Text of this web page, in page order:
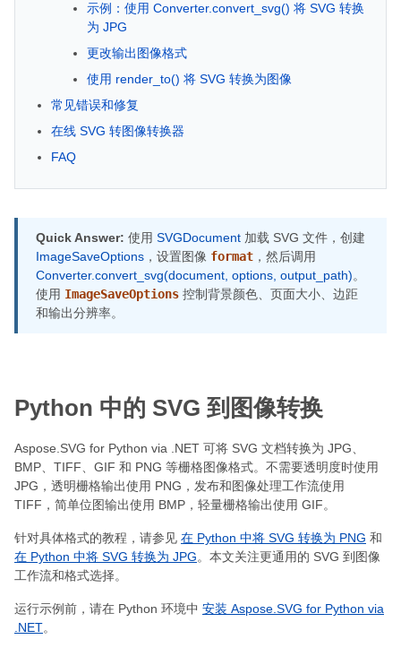
示例：使用 Converter.convert_svg() 将 SVG 转换
为 JPG
更改输出图像格式
使用 render_to() 将 SVG 转换为图像
常见错误和修复
在线 SVG 转图像转换器
FAQ
Quick Answer: 使用 SVGDocument 加载 SVG 文件，创建
ImageSaveOptions ，设置图像 format ，然后调用
Converter.convert_svg(document, options, output_path)。
使用 ImageSaveOptions 控制背景颜色、页面大小、边距
和输出分辨率。
Python 中的 SVG 到图像转换
Aspose.SVG for Python via .NET 可将 SVG 文档转换为 JPG、
BMP、TIFF、GIF 和 PNG 等栅格图像格式。不需要透明度时使用
JPG，透明栅格输出使用 PNG，发布和图像处理工作流使用
TIFF，简单位图输出使用 BMP，轻量栅格输出使用 GIF。
针对具体格式的教程，请参见 在 Python 中将 SVG 转换为 PNG 和
在 Python 中将 SVG 转换为 JPG。本文关注更通用的 SVG 到图像
工作流和格式选择。
运行示例前，请在 Python 环境中 安装 Aspose.SVG for Python via
.NET。